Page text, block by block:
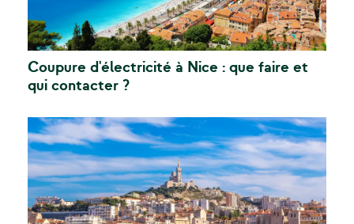
Coupure d'électricité à Nice : que faire et
qui contacter ?